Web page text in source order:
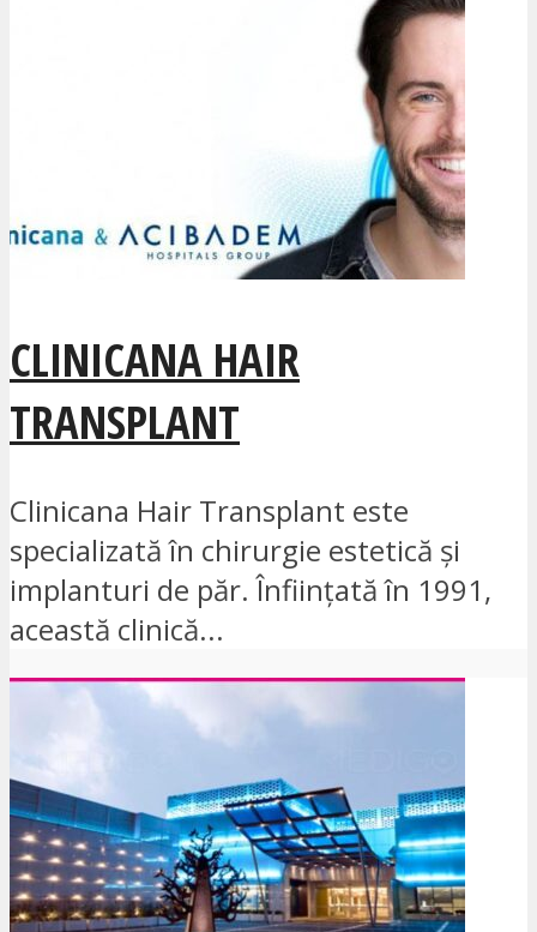
CLINICANA HAIR
TRANSPLANT
Clinicana Hair Transplant este
specializată în chirurgie estetică și
implanturi de păr. Înființată în 1991,
această clinică...